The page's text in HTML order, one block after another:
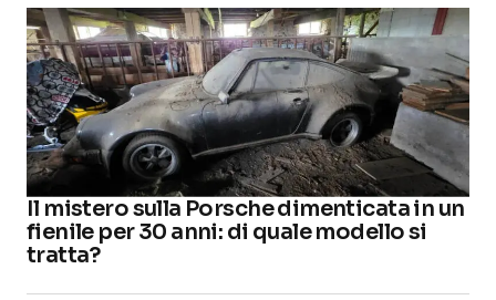
Il mistero sulla Porsche dimenticata in un
fienile per 30 anni: di quale modello si
tratta?